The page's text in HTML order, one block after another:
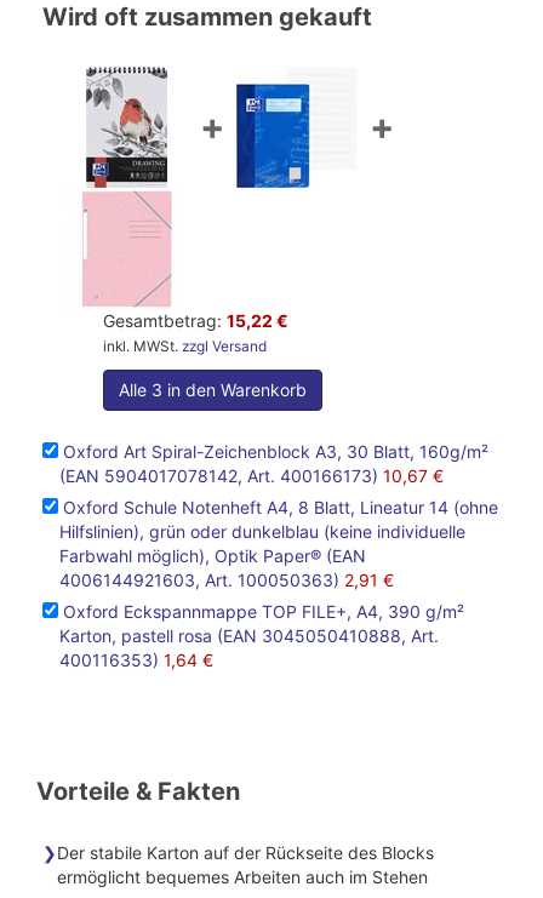
Wird oft zusammen gekauft
+ +
Gesamtbetrag: 15,22 €
inkl. MWSt. zzgl Versand
Alle 3 in den Warenkorb
Oxford Art Spiral-Zeichenblock A3, 30 Blatt, 160g/m²
(EAN 5904017078142, Art. 400166173) 10,67 €
Oxford Schule Notenheft A4, 8 Blatt, Lineatur 14 (ohne
Hilfslinien), grün oder dunkelblau (keine individuelle
Farbwahl möglich), Optik Paper® (EAN
4006144921603, Art. 100050363) 2,91 €
Oxford Eckspannmappe TOP FILE+, A4, 390 g/m²
Karton, pastell rosa (EAN 3045050410888, Art.
400116353) 1,64 €
Vorteile & Fakten
Der stabile Karton auf der Rückseite des Blocks
ermöglicht bequemes Arbeiten auch im Stehen